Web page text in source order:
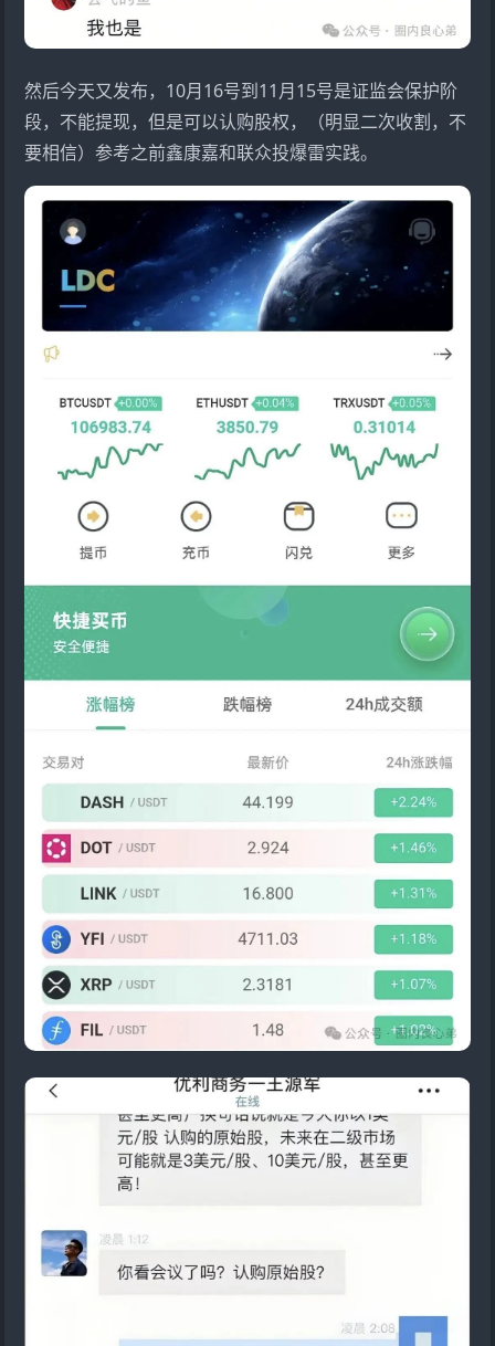
然后今天又发布，10月16号到11月15号是证监会保护阶
段，不能提现，但是可以认购股权，（明显二次收割，不
要相信）参考之前鑫康嘉和联众投爆雷实践。